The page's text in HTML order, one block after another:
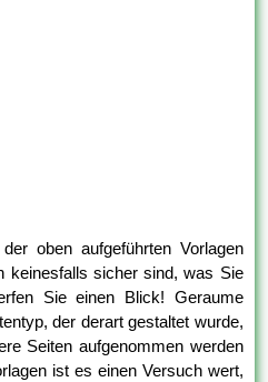
oben aufgeführten Vorlagen
keinesfalls sicher sind, was Sie
Sie einen Blick! Geraume
der derart gestaltet wurde,
Seiten aufgenommen werden
ist es einen Versuch wert,